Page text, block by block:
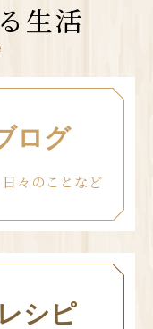
生活
ログ
々のことなど
シピ